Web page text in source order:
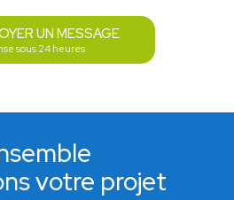
UN MESSAGE
sous 24 heures
votre projet